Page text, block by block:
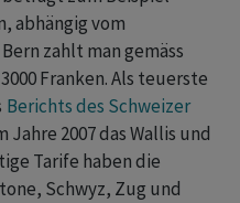
abhängig vom
zahlt man gemäss
Franken. Als teuerste
Berichts des Schweizer
Jahre 2007 das Wallis und
Tarife haben die
Schwyz, Zug und